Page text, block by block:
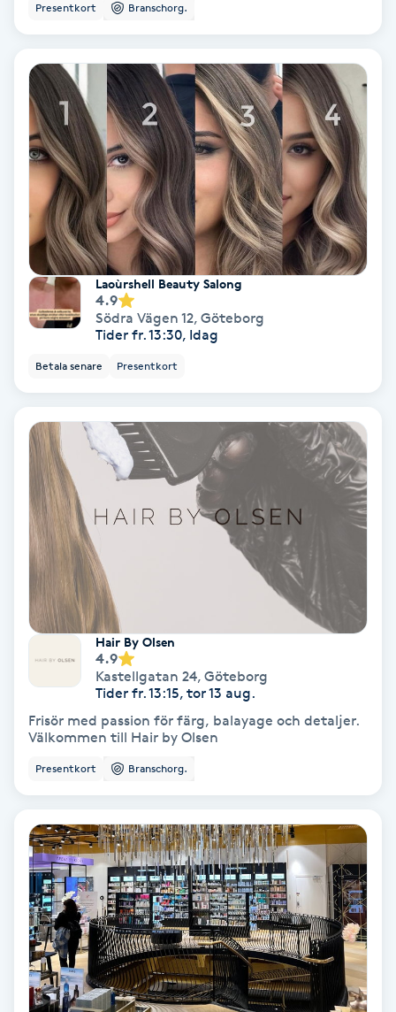
Pensionärklippning
Permanent
Permanent hårborttagning
Permanent ögonbrynsmakeup
Personal shopper
Personlig tränare
Picolaser
Pigmentfläckar
Plastikkirurgi
Powder brows
Power Yoga
PRP (Platelet Rich Plasma)
Radiofrekvens
Rakning
Reflexologi
Presentkort Branschorg.
Laoùrshell Beauty Salong
4.9
Södra Vägen 12, Göteborg
Tider fr. 13:30, Idag
Betala senare Presentkort
Hair By Olsen
4.9
Kastellgatan 24, Göteborg
Tider fr. 13:15, tor 13 aug.
Frisör med passion för färg, balayage och detaljer.
Välkommen till Hair by Olsen
Presentkort Branschorg.